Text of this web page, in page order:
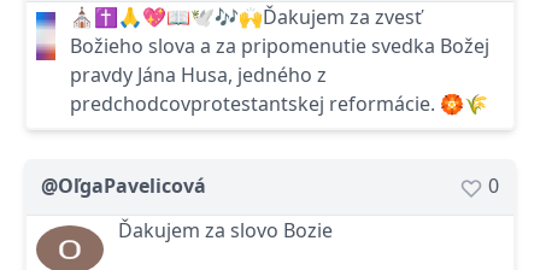
⛪✝️🙏💖📖🕊️🎶🙌Ďakujem za zvesť
Božieho slova a za pripomenutie svedka Božej
pravdy Jána Husa, jedného z
predchodcovprotestantskej reformácie. 🏵️🌾
@OľgaPavelicová
0
Ďakujem za slovo Bozie